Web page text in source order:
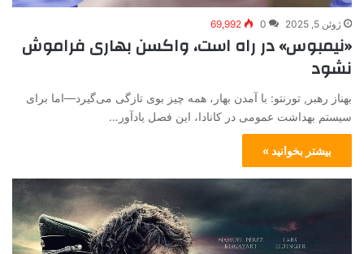
ژوئن 5, 2025 0
69,992
«نیمبوس» در راه است، واکسن بهاری فراموش
نشود
بهناز رهبر, تورنتو: با آمدن بهار، همه چیز بوی تازگی می‌گیرد—اما برای
سیستم بهداشت عمومی در کانادا، این فصل یادآور…
بیشتر بخوانید »